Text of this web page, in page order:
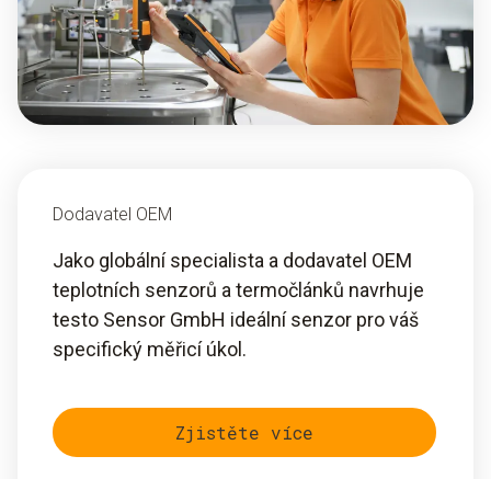
Dodavatel OEM
Jako globální specialista a dodavatel OEM
teplotních senzorů a termočlánků navrhuje
testo Sensor GmbH ideální senzor pro váš
specifický měřicí úkol.
Zjistěte více